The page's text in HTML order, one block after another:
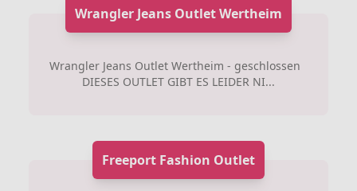
Wrangler Jeans Outlet Wertheim
Wrangler Jeans Outlet Wertheim - geschlossen
DIESES OUTLET GIBT ES LEIDER NI...
Freeport Fashion Outlet